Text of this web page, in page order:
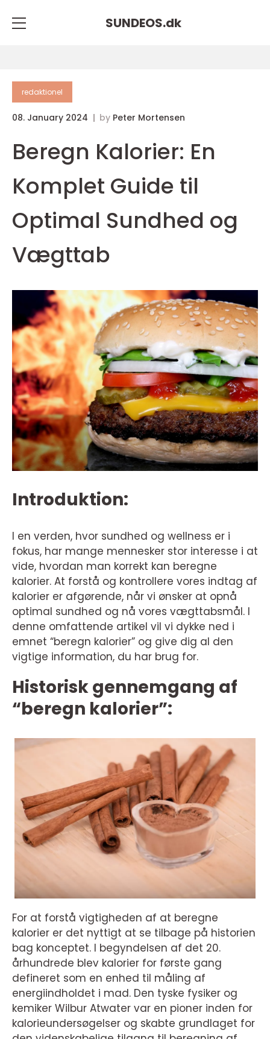
SUNDEOS.dk
redaktionel
08. January 2024 by Peter Mortensen
Beregn Kalorier: En
Komplet Guide til
Optimal Sundhed og
Vægttab
Introduktion:
I en verden, hvor sundhed og wellness er i
fokus, har mange mennesker stor interesse i at
vide, hvordan man korrekt kan beregne
kalorier. At forstå og kontrollere vores indtag af
kalorier er afgørende, når vi ønsker at opnå
optimal sundhed og nå vores vægttabsmål. I
denne omfattende artikel vil vi dykke ned i
emnet “beregn kalorier” og give dig al den
vigtige information, du har brug for.
Historisk gennemgang af
“beregn kalorier”:
For at forstå vigtigheden af at beregne
kalorier er det nyttigt at se tilbage på historien
bag konceptet. I begyndelsen af det 20.
århundrede blev kalorier for første gang
defineret som en enhed til måling af
energiindholdet i mad. Den tyske fysiker og
kemiker Wilbur Atwater var en pioner inden for
kalorieundersøgelser og skabte grundlaget for